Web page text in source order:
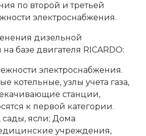
по второй и третьей
электроснабжения.
дизельной
базе двигателя RICARDO:
электроснабжения.
котельные, узлы учета газа,
станции,
к первой категории.
ясли; Дома
учреждения,